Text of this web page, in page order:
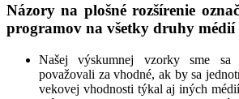
Názory na plošné rozšírenie
programov na všetky druhy médií
Našej výskumnej vzorky sme
považovali za vhodné, ak by sa
vekovej vhodnosti týkal aj iných